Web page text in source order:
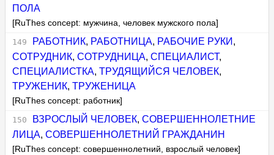
ПОЛА
[RuThes concept: мужчина, человек мужского пола]
РАБОТНИК, РАБОТНИЦА, РАБОЧИЕ РУКИ ,
СОТРУДНИК,СОТРУДНИЦА,СПЕЦИАЛИСТ,
СПЕЦИАЛИСТКА,ТРУДЯЩИЙСЯ ЧЕЛОВЕК,
ТРУЖЕНИК,ТРУЖЕНИЦА
[RuThes concept: работник]
ВЗРОСЛЫЙ ЧЕЛОВЕК, СОВЕРШЕННОЛЕТНИЕ
ЛИЦА,СОВЕРШЕННОЛЕТНИЙ ГРАЖДАНИН
[RuThes concept: совершеннолетний, взрослый человек]